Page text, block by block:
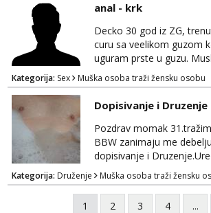
anal - krk
Decko 30 god iz ZG,
curu sa veelikom guzom
uguram prste u guzu.
parovi i transiči odjebite,
kakva placanja opcenito
unaprijed (aircash,
dolaze u obzir. Javit se
whatsapp 0958048882.
Kategorija: Sex Muška osoba traži žensku osobu
Dopisivanje i Druzenje
Pozdrav momak
BBW zanimaju me
dopisivanje i
Kategorija: Druženje Muška osoba traži žensku
1 2 3 4 ...